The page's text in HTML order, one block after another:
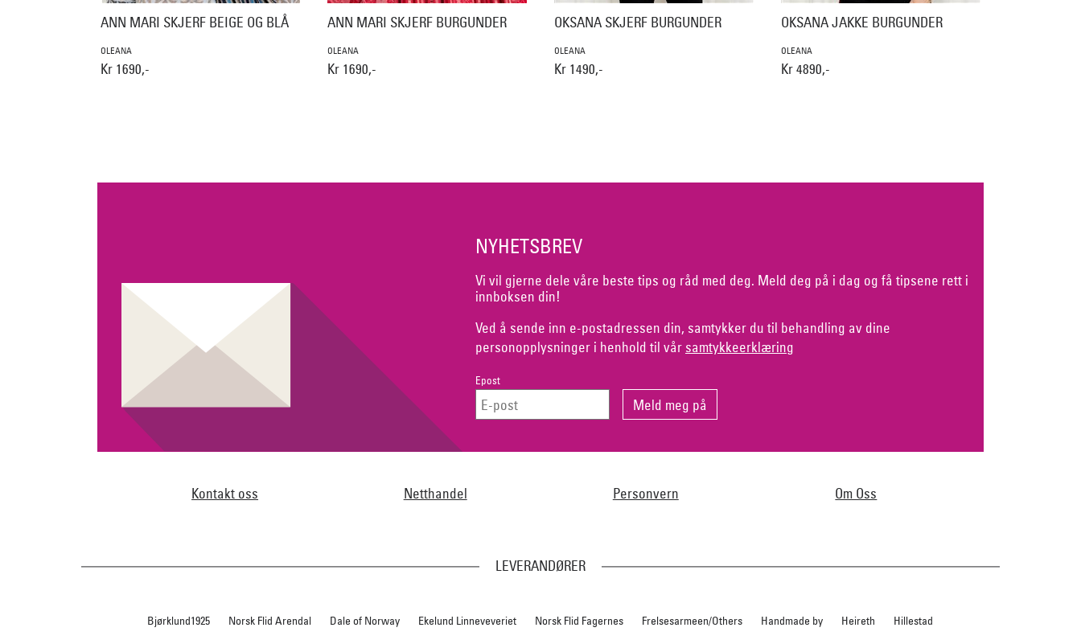
ANN MARI SKJERF BEIGE OG BLÅ
OLEANA
Kr 1690,-
ANN MARI SKJERF BURGUNDER
OLEANA
Kr 1690,-
OKSANA SKJERF BURGUNDER
OLEANA
Kr 1490,-
OKSANA JAKKE BURGUNDER
OLEANA
Kr 4890,-
NYHETSBREV
Vi vil gjerne dele våre beste tips og råd med deg. Meld deg på i dag og få tipsene rett i
innboksen din!
Ved å sende inn e-postadressen din, samtykker du til behandling av dine
personopplysninger i henhold til vår samtykkeerklæring
Epost
Kontakt oss Netthandel Personvern Om Oss
LEVERANDØRER
Bjørklund1925 Norsk Flid Arendal Dale of Norway Ekelund Linneveveriet Norsk Flid Fagernes Frelsesarmeen/Others Handmade by Heireth Hillestad